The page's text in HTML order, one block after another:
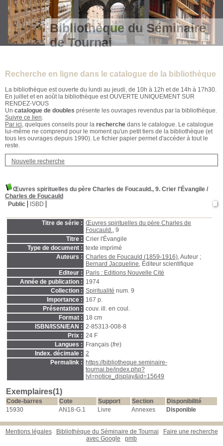
Bibliothèque du Séminaire
de Tournai
Recherche en ligne dans le catalogue de la bibliothèque
La bibliothèque est ouverte du lundi au jeudi, de 10h à 12h et de 14h à 17h30.
En juillet et en août la bibliothèque est OUVERTE UNIQUEMENT SUR
RENDEZ-VOUS
Un catalogue de doubles présente les ouvrages revendus par la bibliothèque.
Suivre ce lien.
Par ici, quelques conseils pour la recherche dans le catalogue. Le catalogue
lui-même ne comprend pour le moment qu'un petit tiers de la bibliothèque (et
tous les ouvrages depuis 1990). Le fichier papier permet d'accéder à tout le
reste.
Nouvelle recherche
Œuvres spirituelles du père Charles de Foucauld., 9. Crier l'Évangile /
Charles de Foucauld
Public
ISBD
Titre de série : Œuvres spirituelles du père Charles de
Foucauld., 9
Titre : Crier l'Évangile
Type de document : texte imprimé
Auteurs : Charles de Foucauld (1859-1916), Auteur ;
Bernard Jacqueline, Éditeur scientifique
Editeur :
Paris : Editions Nouvelle Cité
Année de publication : 1974
Collection : Spiritualité num. 9
Importance : 167 p.
Présentation : couv. ill. en coul.
Format : 18 cm
ISBN/ISSN/EAN : 2-85313-008-8
Prix : 24 F
Langues :
Français (fre)
Index. décimale : 2
Permalink :
https://bibliotheque.seminaire-
tournai.be/index.php?
lvl=notice_display&id=15649
Exemplaires(1)
Code-barres Cote Support Section
Disponibilité
15930
AN18-G.1 Livre Annexes Disponible
Mentions légales Bibliothèque du Séminaire de Tournai
Faire une recherche
avec Google
pmb